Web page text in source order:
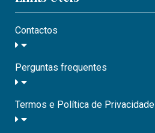
Contactos
Perguntas frequentes
Termos e Política de Privacidade